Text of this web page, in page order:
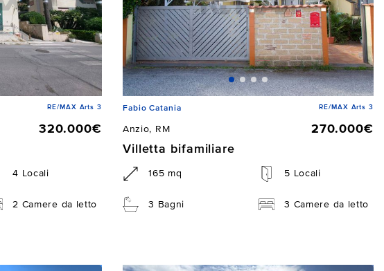
RE/MAX Arts 3
320.000€
4 Locali
2 Camere da letto
Fabio Catania RE/MAX Arts 3
Anzio, RM
270.000€
Villetta bifamiliare
165 mq 5 Locali
3 Bagni 3 Camere da letto